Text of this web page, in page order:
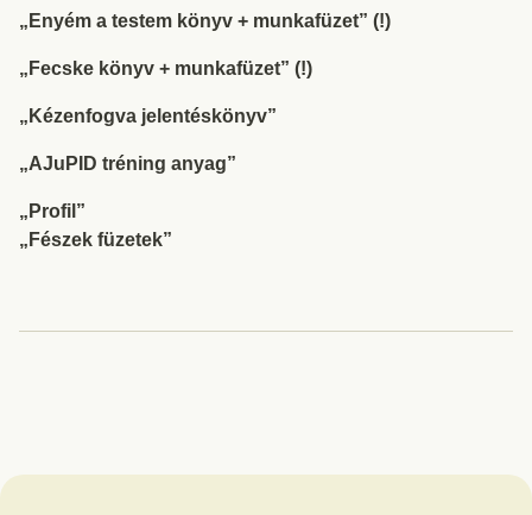
„Enyém a testem könyv + munkafüzet” (!)
„Fecske könyv + munkafüzet” (!)
„Kézenfogva jelentéskönyv”
„AJuPID tréning anyag”
„Profil”
„Fészek füzetek”